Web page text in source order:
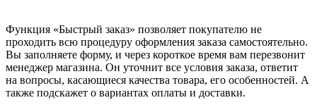
Функция «Быстрый заказ» позволяет покупателю не
проходить всю процедуру оформления заказа самостоятельно.
Вы заполняете форму, и через короткое время вам перезвонит
менеджер магазина. Он уточнит все условия заказа, ответит
на вопросы, касающиеся качества товара, его особенностей. А
также подскажет о вариантах оплаты и доставки.